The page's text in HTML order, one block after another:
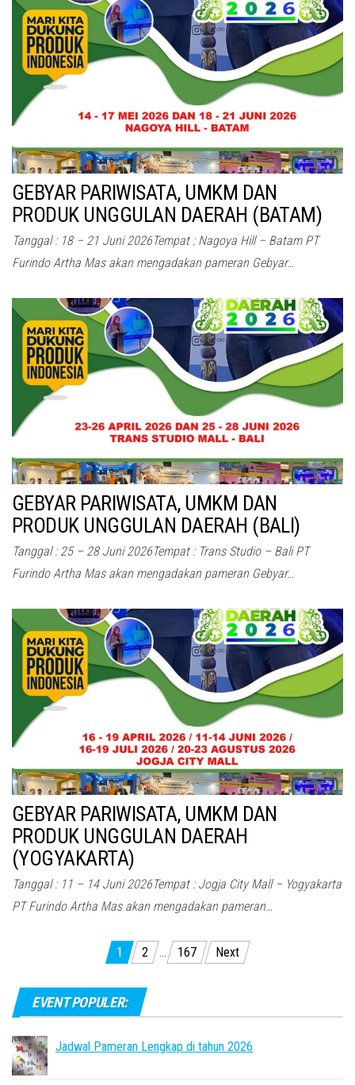
GEBYAR PARIWISATA, UMKM DAN
PRODUK UNGGULAN DAERAH (BATAM)
Tanggal : 18 – 21 Juni 2026Tempat : Nagoya Hill – Batam PT
Furindo Artha Mas akan mengadakan pameran Gebyar…
GEBYAR PARIWISATA, UMKM DAN
PRODUK UNGGULAN DAERAH (BALI)
Tanggal : 25 – 28 Juni 2026Tempat : Trans Studio – Bali PT
Furindo Artha Mas akan mengadakan pameran Gebyar…
GEBYAR PARIWISATA, UMKM DAN
PRODUK UNGGULAN DAERAH
(YOGYAKARTA)
Tanggal : 11 – 14 Juni 2026Tempat : Jogja City Mall – Yogyakarta
PT Furindo Artha Mas akan mengadakan pameran…
pagination
1 2 … 167 Next
EVENT POPULER:
Jadwal Pameran Lengkap di tahun 2026